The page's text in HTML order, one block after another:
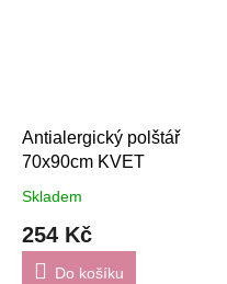
Antialergický polštář
70x90cm KVET
Skladem
254 Kč
Do košíku